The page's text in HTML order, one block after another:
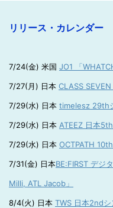
リリース・カレンダー
7/24(金) 米国 JO1 「
7/27(月) 日本 CLASS
7/29(水) 日本 timelesz 29th
7/29(水) 日本 ATEEZ 日本
7/29(水) 日本 OCTPATH
7/31(金) 日本BE:FIRST デジ
Milli, ATL Jacob」
8/4(火) 日本 TWS 日本2ndシ